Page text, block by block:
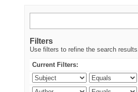
Filters
Use filters to refine the search
Current Filters: